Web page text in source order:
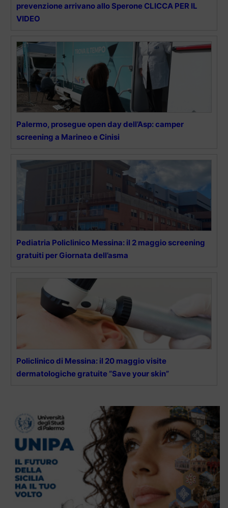
prevenzione arrivano allo Sperone CLICCA PER IL
VIDEO
Palermo, prosegue open day dell’Asp: camper
screening a Marineo e Cinisi
Pediatria Policlinico Messina: il 2 maggio screening
gratuiti per Giornata dell’asma
Policlinico di Messina: il 20 maggio visite
dermatologiche gratuite “Save your skin”